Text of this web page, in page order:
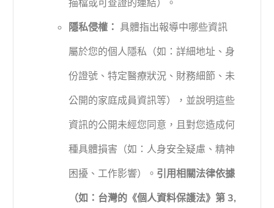
描檔或可查證的連結）。
隱私侵權： 具體指出報導中哪些資訊
屬於您的個人隱私（如：詳細地址、身
份證號、特定醫療狀況、財務細節、未
公開的家庭成員資訊等），並說明這些
資訊的公開未經您同意，且對您造成何
種具體損害（如：人身安全疑慮、精神
困擾、工作影響）。 引用相關法律依據
（如：台灣的《個人資料保護法》第 3,